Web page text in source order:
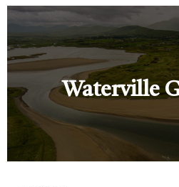
Waterville